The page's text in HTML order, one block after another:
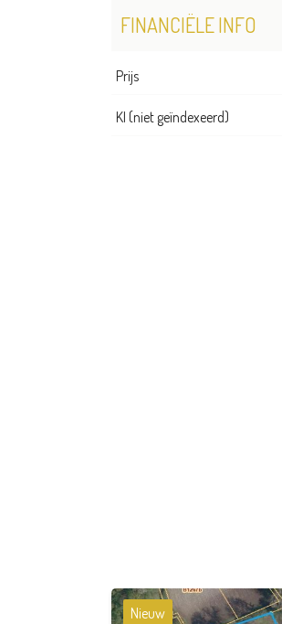
FINANCIËLE INFO
Prijs
KI (niet geïndexeerd)
Nieuw